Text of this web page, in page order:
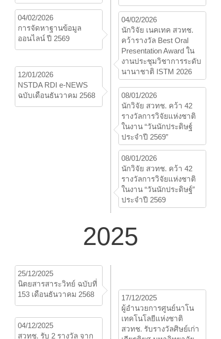
04/02/2026
การจัดหาฐานข้อมูล
ออนไลน์ ปี 2569
04/02/2026
นักวิจัย เนคเทค สวทช.
คว้ารางวัล Best Oral
Presentation Award ใน
งานประชุมวิชาการระดับ
นานาชาติ ISTM 2026
12/01/2026
NSTDA RDI e-NEWS
ฉบับเดือนธันวาคม 2568
08/01/2026
นักวิจัย สวทช. คว้า 42
รางวัลการวิจัยแห่งชาติ
ในงาน “วันนักประดิษฐ์
ประจำปี 2569”
08/01/2026
นักวิจัย สวทช. คว้า 42
รางวัลการวิจัยแห่งชาติ
ในงาน “วันนักประดิษฐ์”
ประจำปี 2569
2025
25/12/2025
นิตยสารสาระวิทย์ ฉบับที่
153 เดือนธันวาคม 2568
17/12/2025
ผู้อำนวยการศูนย์นาโน
เทคโนโลยีแห่งชาติ
สวทช. รับรางวัลศิษย์เก่า
04/12/2025
สวทช. รับ 2 รางวัล จาก